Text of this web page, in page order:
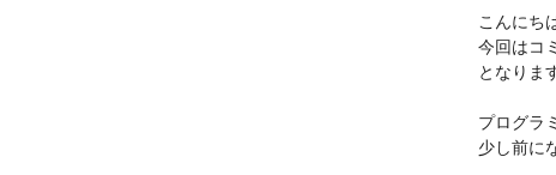
こんにち
今回はコ
となりま
プログラ
少し前に